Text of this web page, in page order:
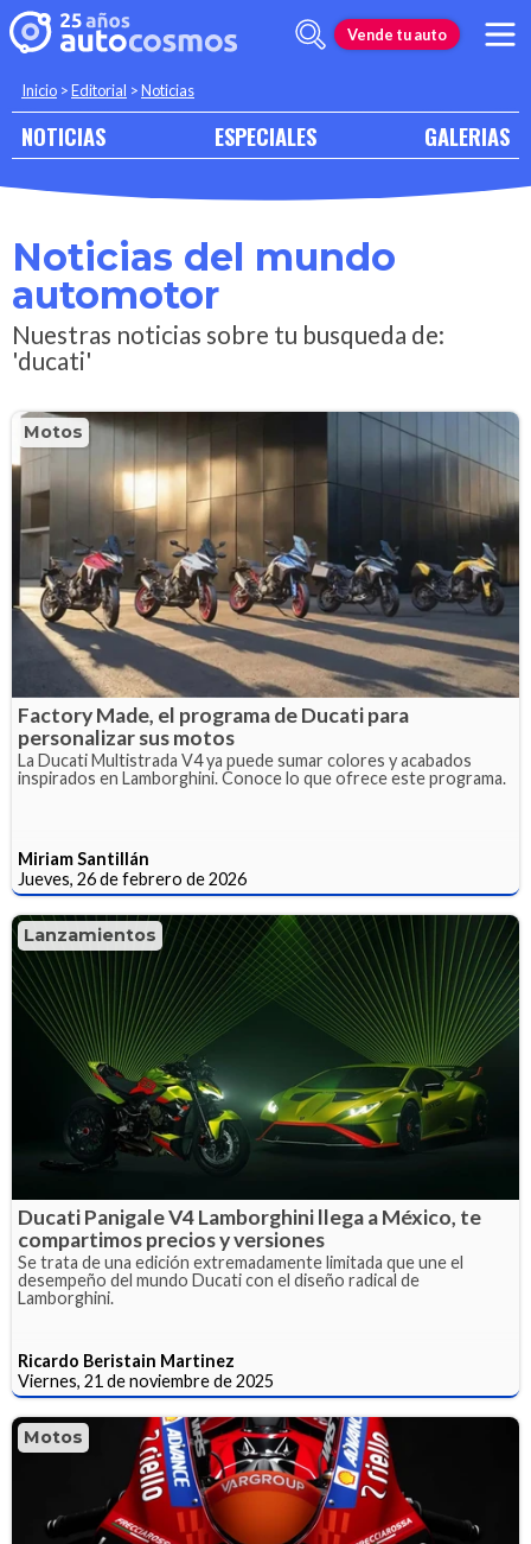
Vende tu auto
Inicio >Editorial >Noticias
NOTICIAS ESPECIALES GALERIAS
Noticias del mundo
automotor
Nuestras noticias sobre tu busqueda de:
'ducati'
Motos
Factory Made, el programa de Ducati para
personalizar sus motos
La Ducati Multistrada V4 ya puede sumar colores y acabados
inspirados en Lamborghini. Conoce lo que ofrece este programa.
Miriam Santillán
Jueves, 26 de febrero de 2026
Lanzamientos
Ducati Panigale V4 Lamborghini llega a México, te
compartimos precios y versiones
Se trata de una edición extremadamente limitada que une el
desempeño del mundo Ducati con el diseño radical de
Lamborghini.
Ricardo Beristain Martinez
Viernes, 21 de noviembre de 2025
Motos